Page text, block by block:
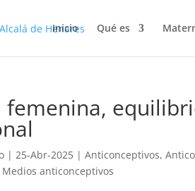
Inicio Qué es
femenina,
|25-Abr-2025 |Anticonceptivos,
Medios anticonceptivos